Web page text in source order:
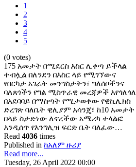
1
2
3
4
5
(0 votes)
175 አመታት በሚደርስ እስር ሊቀጣ ይችላል
ተብሏል በለንደን በእስር ላይ የሚገኘውና
የበርካታ አገራት መንግስታትን፣ ግለሰቦችንና
ባለጸጎችን የግል ሚስጥራዊ መረጃዎች እየጎለጎለ
በአደባባይ በማስጣት የሚታወቀው የዊኪሊክስ
ድረገጽ ባለቤት ዊሊያም አሳንጄ፣ ከ10 አመታት
በላይ ስታድነው ለኖረችው አሜሪካ ተላልፎ
እንዲሰጥ የእንግሊዝ ፍርድ ቤት ባለፈው…
Read 4036 times
Published in ከአለም ዙሪያ
Read more...
Tuesday, 26 April 2022 00:00